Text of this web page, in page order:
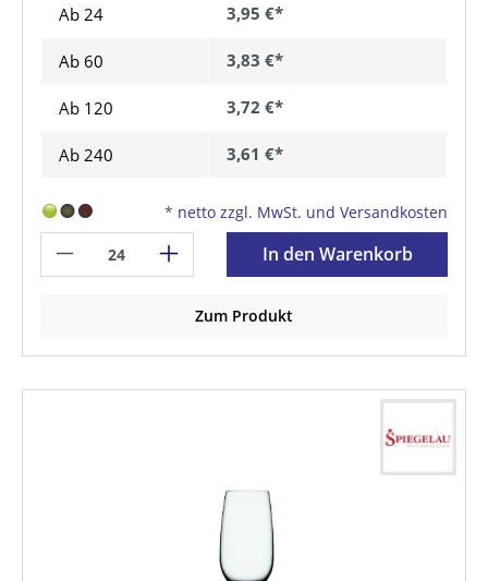
Ab 24 3,95 €*
Ab 60 3,83 €*
Ab 120 3,72 €*
Ab 240 3,61 €*
* netto zzgl. MwSt. und Versandkosten
In den Warenkorb
Zum Produkt